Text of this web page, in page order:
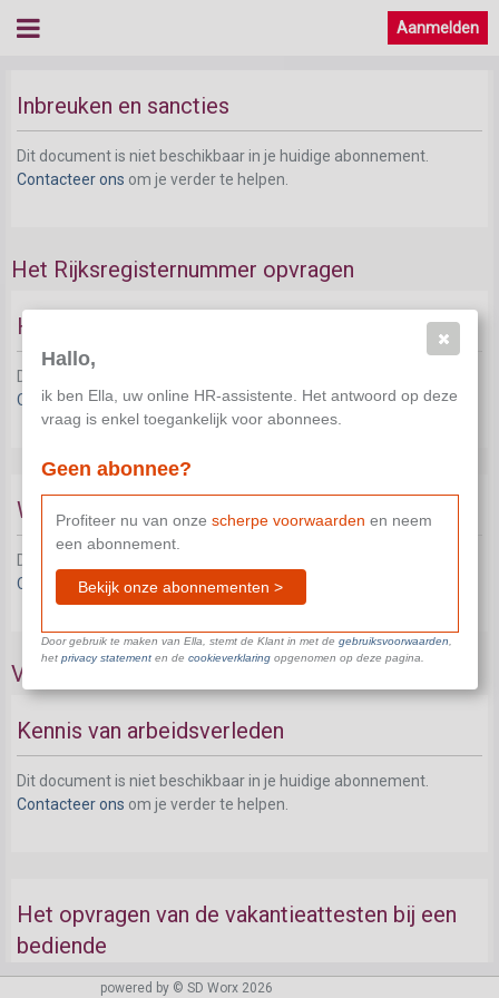
Aanmelden
Inbreuken en sancties
Dit document is niet beschikbaar in je huidige abonnement.
Contacteer ons om je verder te helpen.
Het Rijksregisternummer opvragen
Het Rijksregisternummer
Dit document is niet beschikbaar in je huidige abonnement.
Contacteer onsom je verder te helpen.
Waar vindt u het Rijksregisternummer?
Dit document is niet beschikbaar in je huidige abonnement.
Contacteer onsom je verder te helpen.
Vakantierechten nagaan
Kennis van arbeidsverleden
Dit document is niet beschikbaar in je huidige abonnement.
Contacteer ons om je verder te helpen.
Het opvragen van de vakantieattesten bij een
bediende
powered by © SD Worx 2026
Hallo,
ik ben Ella, uw online HR-assistente. Het antwoord op deze
vraag is enkel toegankelijk voor abonnees.
Geen abonnee?
Profiteer nu van onze scherpe voorwaarden en neem
een abonnement.
Bekijk onze abonnementen >
Door gebruik te maken van Ella, stemt de Klant in met de gebruiksvoorwaarden
het privacy statementen de cookieverklaringopgenomen op deze pagina.